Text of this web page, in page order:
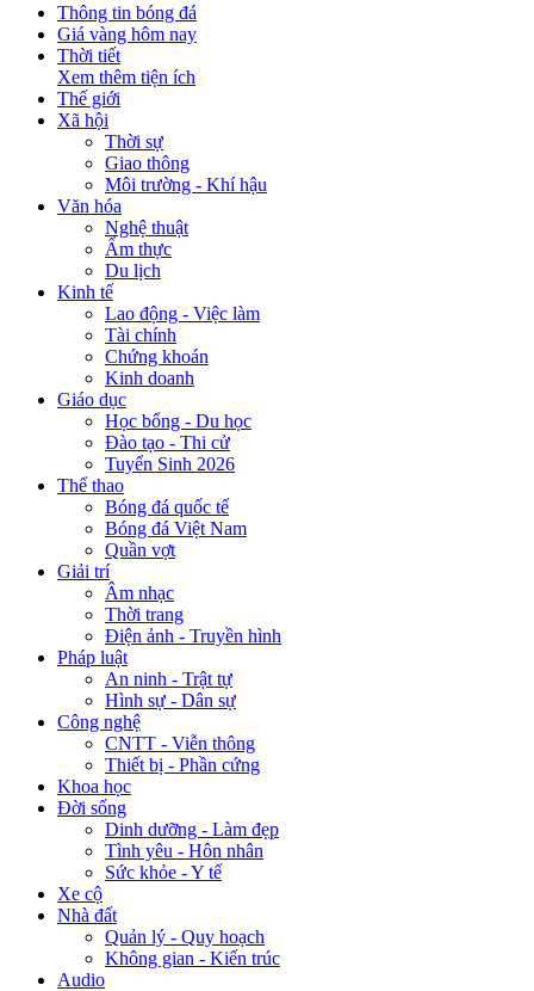
Thông tin bóng đá
Giá vàng hôm nay
Thời tiết
Xem thêm tiện ích
Thế giới
Xã hội
Thời sự
Giao thông
Môi trường - Khí hậu
Văn hóa
Nghệ thuật
Ẩm thực
Du lịch
Kinh tế
Lao động - Việc làm
Tài chính
Chứng khoán
Kinh doanh
Giáo dục
Học bổng - Du học
Đào tạo - Thi cử
Tuyển Sinh 2026
Thể thao
Bóng đá quốc tế
Bóng đá Việt Nam
Quần vợt
Giải trí
Âm nhạc
Thời trang
Điện ảnh - Truyền hình
Pháp luật
An ninh - Trật tự
Hình sự - Dân sự
Công nghệ
CNTT - Viễn thông
Thiết bị - Phần cứng
Khoa học
Đời sống
Dinh dưỡng - Làm đẹp
Tình yêu - Hôn nhân
Sức khỏe - Y tế
Xe cộ
Nhà đất
Quản lý - Quy hoạch
Không gian - Kiến trúc
Audio